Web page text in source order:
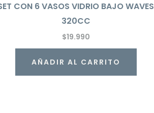
CON 6 VASOS VIDRIO BAJO WAVES
320CC
$19.990
AÑADIR AL CARRITO